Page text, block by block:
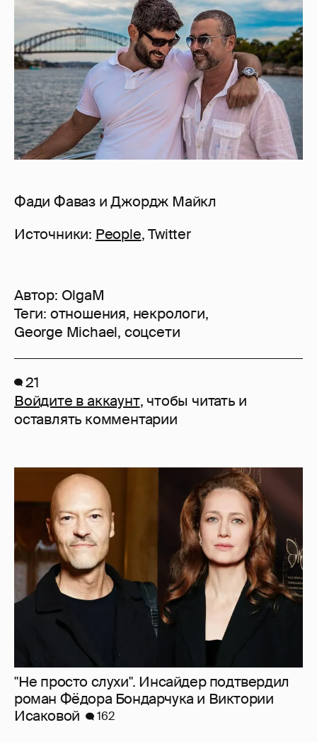
Фади Фаваз и Джордж Майкл
Источники: People, Twitter
Автор: OlgaM
Теги: отношения, некрологи,
George Michael, соцсети
21
Войдите в аккаунт, чтобы читать и
оставлять комментарии
"Не просто слухи". Инсайдер подтвердил
роман Фёдора Бондарчука и Виктории
Исаковой
162